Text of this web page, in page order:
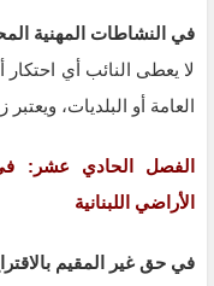
في النشاطات المهنية
لا يعطى النائب أي احتكار
العامة أو البلديات،
الفصل الحادي عشر: في
الأراضي اللبنانية
في حق غير المقيم